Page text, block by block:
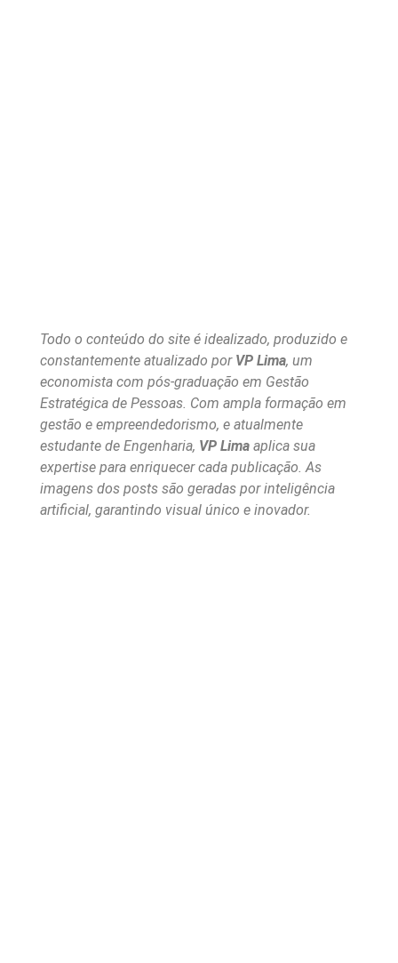
Todo o conteúdo do site é idealizado, produzido e
constantemente atualizado por VP Lima, um
economista com pós-graduação em Gestão
Estratégica de Pessoas. Com ampla formação em
gestão e empreendedorismo, e atualmente
estudante de Engenharia, VP Lima aplica sua
expertise para enriquecer cada publicação. As
imagens dos posts são geradas por inteligência
artificial, garantindo visual único e inovador.